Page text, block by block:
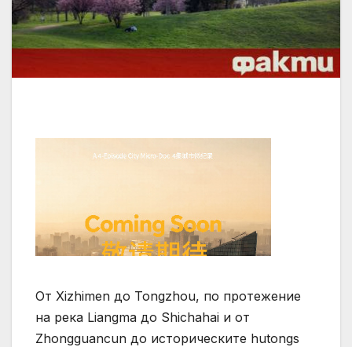
От Xizhimen до Tongzhou, по протежение
на река Liangma до Shichahai и от
Zhongguancun до историческите hutongs